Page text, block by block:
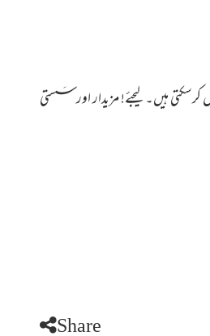
کرسکتی ہیں۔ لیجئے! مزیدار اور سَستی
Share